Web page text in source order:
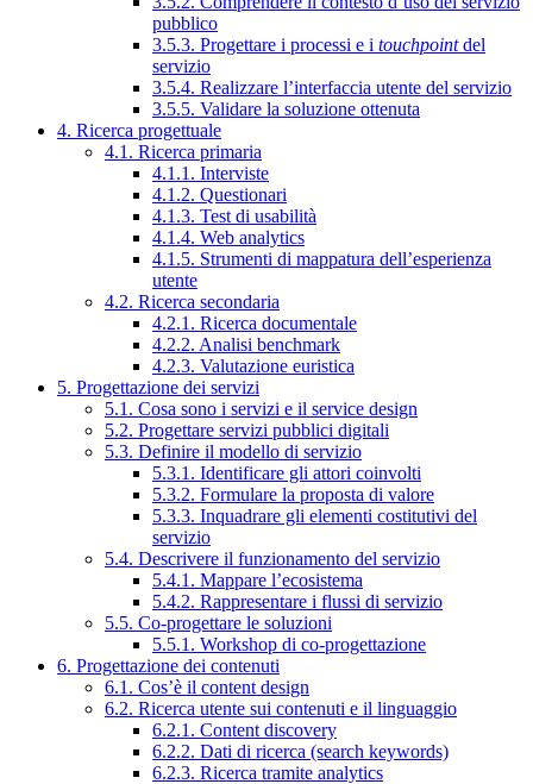
pubblico
3.5.3. Progettare i processi e i touchpointdel
servizio
3.5.4. Realizzare l’interfaccia utente del servizio
3.5.5. Validare la soluzione ottenuta
4. Ricerca progettuale
4.1. Ricerca primaria
4.1.1. Interviste
4.1.2. Questionari
4.1.3. Test di usabilità
4.1.4. Web analytics
4.1.5. Strumenti di mappatura dell’esperienza
utente
4.2. Ricerca secondaria
4.2.1. Ricerca documentale
4.2.2. Analisi benchmark
4.2.3. Valutazione euristica
5. Progettazione dei servizi
5.1. Cosa sono i servizi e il service design
5.2. Progettare servizi pubblici digitali
5.3. Definire il modello di servizio
5.3.1. Identificare gli attori coinvolti
5.3.2. Formulare la proposta di valore
5.3.3. Inquadrare gli elementi costitutivi del
servizio
5.4. Descrivere il funzionamento del servizio
5.4.1. Mappare l’ecosistema
5.4.2. Rappresentare i flussi di servizio
5.5. Co-progettare le soluzioni
5.5.1. Workshop di co-progettazione
6. Progettazione dei contenuti
6.1. Cos’è il content design
6.2. Ricerca utente sui contenuti e il linguaggio
6.2.1. Content discovery
6.2.2. Dati di ricerca (search keywords)
6.2.3. Ricerca tramite analytics